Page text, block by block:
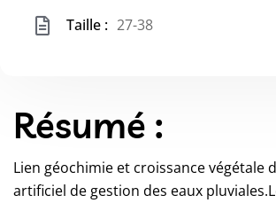
Taille : 27-38
Résumé :
Lien géochimie et croissance végétale
artificiel de gestion des eaux